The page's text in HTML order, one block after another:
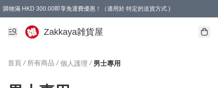
購物滿 HKD 300.00即享免運費優惠！（適用於 特定的送貨方式 )
Zakkaya雑貨屋
首頁 / 所有商品 / 個人護理 / 男士專用